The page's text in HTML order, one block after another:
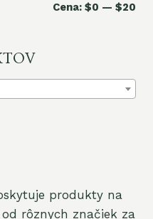
Cena: $0 — $20
produkty na
rôznych značiek za